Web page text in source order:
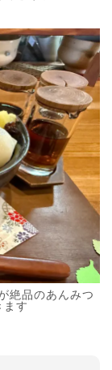
絶品のあんみつ
ます